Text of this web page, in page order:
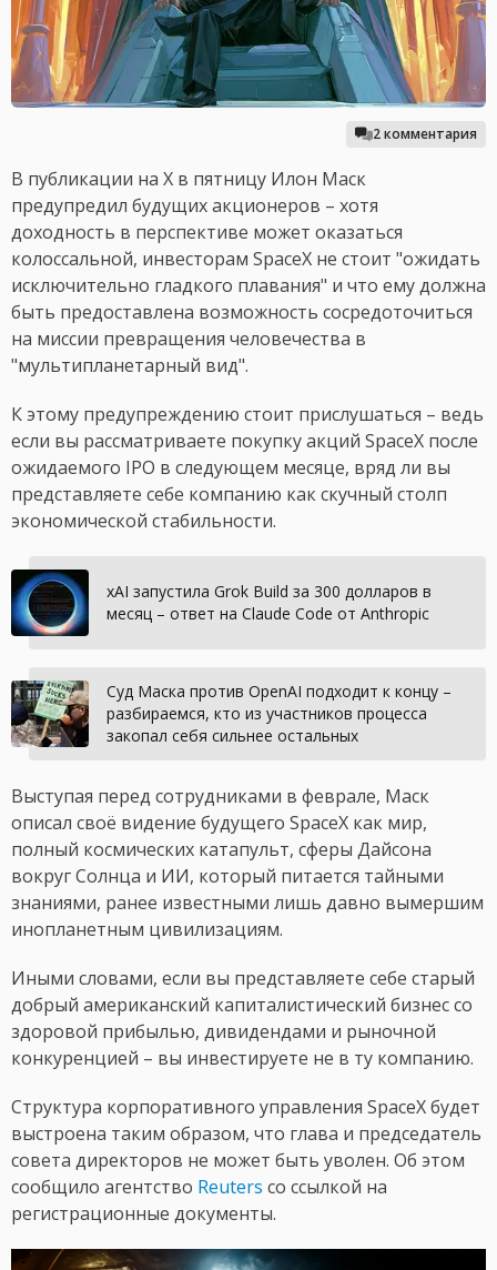
2 комментария
В публикации на X в пятницу Илон Маск
предупредил будущих акционеров – хотя
доходность в перспективе может оказаться
колоссальной, инвесторам SpaceX не стоит "ожидать
исключительно гладкого плавания" и что ему должна
быть предоставлена возможность сосредоточиться
на миссии превращения человечества в
"мультипланетарный вид".
К этому предупреждению стоит прислушаться – ведь
если вы рассматриваете покупку акций SpaceX после
ожидаемого IPO в следующем месяце, вряд ли вы
представляете себе компанию как скучный столп
экономической стабильности.
xAI запустила Grok Build за 300 долларов в
месяц – ответ на Claude Code от Anthropic
Суд Маска против OpenAI подходит к концу –
разбираемся, кто из участников процесса
закопал себя сильнее остальных
Выступая перед сотрудниками в феврале, Маск
описал своё видение будущего SpaceX как мир,
полный космических катапульт, сферы Дайсона
вокруг Солнца и ИИ, который питается тайными
знаниями, ранее известными лишь давно вымершим
инопланетным цивилизациям.
Иными словами, если вы представляете себе старый
добрый американский капиталистический бизнес со
здоровой прибылью, дивидендами и рыночной
конкуренцией – вы инвестируете не в ту компанию.
Структура корпоративного управления SpaceX будет
выстроена таким образом, что глава и председатель
совета директоров не может быть уволен. Об этом
сообщило агентство Reuters со ссылкой на
регистрационные документы.